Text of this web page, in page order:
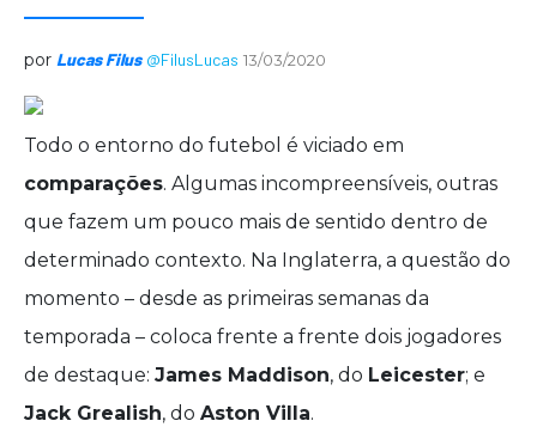
por Lucas Filus @FilusLucas 13/03/2020
Todo o entorno do futebol é viciado em
comparações. Algumas incompreensíveis, outras
que fazem um pouco mais de sentido dentro de
determinado contexto. Na Inglaterra, a questão do
momento – desde as primeiras semanas da
temporada – coloca frente a frente dois jogadores
de destaque: James Maddison, do Leicester; e
Jack Grealish, do Aston Villa.